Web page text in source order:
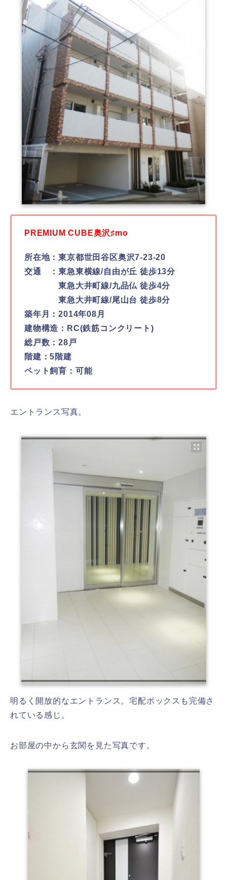
PREMIUM CUBE奥沢♯mo
所在地：東京都世田谷区奥沢7-23-20
交通 ：東急東横線/自由が丘 徒歩13分
東急大井町線/九品仏 徒歩4分
東急大井町線/尾山台 徒歩8分
築年月：2014年08月
建物構造：RC(鉄筋コンクリート)
総戸数：28戸
階建：5階建
ペット飼育：可能
エントランス写真。
明るく開放的なエントランス。宅配ボックスも完備さ
れている感じ。
お部屋の中から玄関を見た写真です。